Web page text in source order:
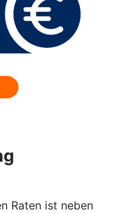
Raten ist neben